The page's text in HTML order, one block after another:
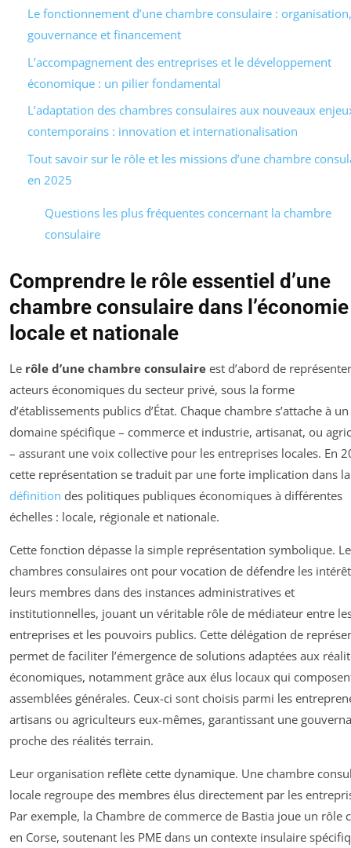
Le fonctionnement d’une chambre consulaire : organisation,
gouvernance et financement
L’accompagnement des entreprises et le développement
économique : un pilier fondamental
L’adaptation des chambres consulaires aux nouveaux
contemporains : innovation et internationalisation
Tout savoir sur le rôle et les missions d’une chambre
en 2025
Questions les plus fréquentes concernant la chambre
consulaire
Comprendre le rôle essentiel d’une
chambre consulaire dans l’économie
locale et nationale
Le rôle d’une chambre consulaire est d’abord de
acteurs économiques du secteur privé, sous la forme
d’établissements publics d’État. Chaque chambre s’attache à un
domaine spécifique – commerce et industrie, artisanat, ou
– assurant une voix collective pour les entreprises locales. En
cette représentation se traduit par une forte implication dans la
définition des politiques publiques économiques à différentes
échelles : locale, régionale et nationale.
Cette fonction dépasse la simple représentation symbolique.
chambres consulaires ont pour vocation de défendre les
leurs membres dans des instances administratives et
institutionnelles, jouant un véritable rôle de médiateur entre
entreprises et les pouvoirs publics. Cette délégation de
permet de faciliter l’émergence de solutions adaptées aux
économiques, notamment grâce aux élus locaux qui
assemblées générales. Ceux-ci sont choisis parmi les
artisans ou agriculteurs eux-mêmes, garantissant une
proche des réalités terrain.
Leur organisation reflète cette dynamique. Une chambre
locale regroupe des membres élus directement par les
Par exemple, la Chambre de commerce de Bastia joue un rôle
en Corse, soutenant les PME dans un contexte insulaire